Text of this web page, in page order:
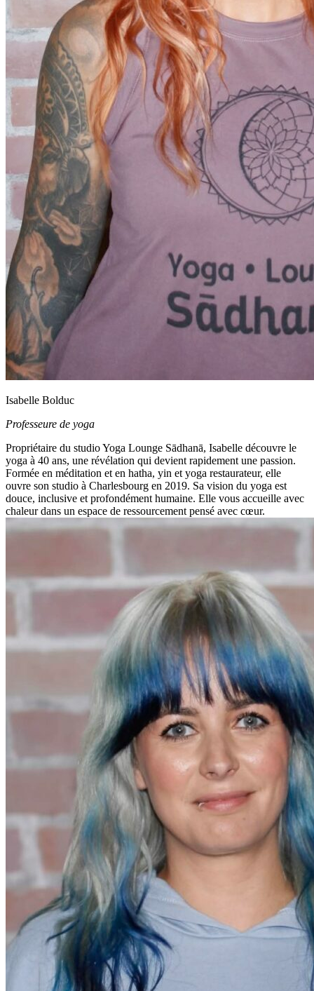
Isabelle Bolduc
Professeure de yoga
Propriétaire du studio Yoga Lounge Sādhanā, Isabelle découvre le
yoga à 40 ans, une révélation qui devient rapidement une passion.
Formée en méditation et en hatha, yin et yoga restaurateur, elle
ouvre son studio à Charlesbourg en 2019. Sa vision du yoga est
douce, inclusive et profondément humaine. Elle vous accueille avec
chaleur dans un espace de ressourcement pensé avec cœur.